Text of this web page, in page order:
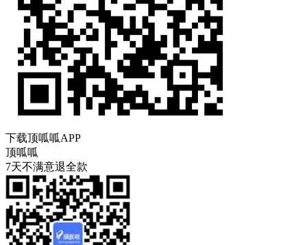
下载顶呱呱APP
顶呱呱
7天不满意退全款